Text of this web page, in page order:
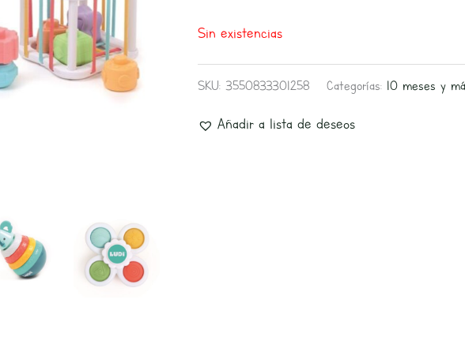
Sin existencias
SKU: 3550833301258 Categorías: 10 meses y
Añadir a lista de deseos